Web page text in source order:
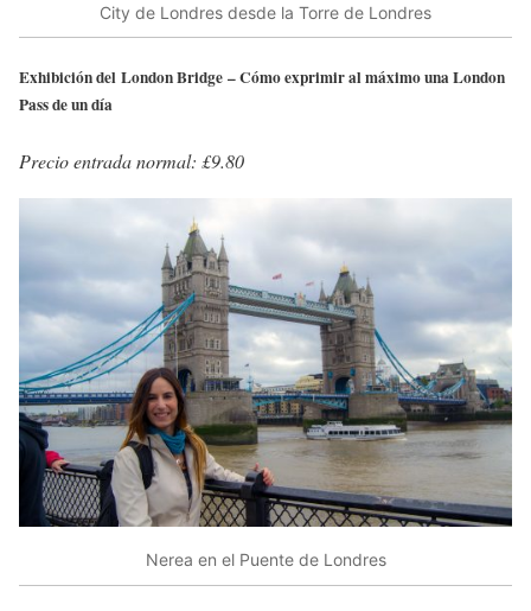
City de Londres desde la Torre de Londres
Exhibición del London Bridge – Cómo exprimir al máximo una London
Pass de un día
Precio entrada normal: £9.80
Nerea en el Puente de Londres